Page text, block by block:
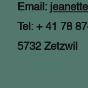
Email:
Tel: + 41 78
5732 Zetzwil